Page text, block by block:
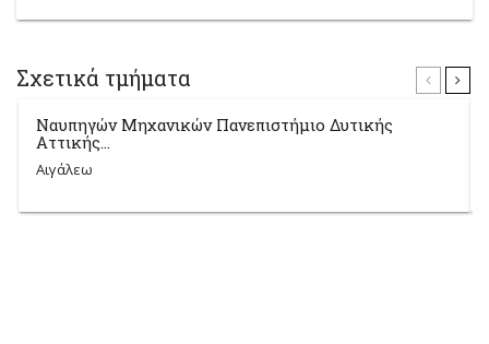
Σχετικά τμήματα
Ναυπηγών Μηχανικών Πανεπιστήμιο Δυτικής
Αττικής...
Αιγάλεω